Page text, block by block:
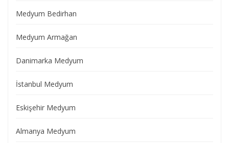
Medyum Bedirhan
Medyum Armağan
Danimarka Medyum
İstanbul Medyum
Eskişehir Medyum
Almanya Medyum